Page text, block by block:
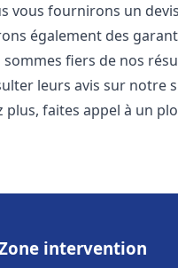
vous fournirons un
également des
fiers de nos
leurs avis sur notre
plus, faites appel à un
intervention